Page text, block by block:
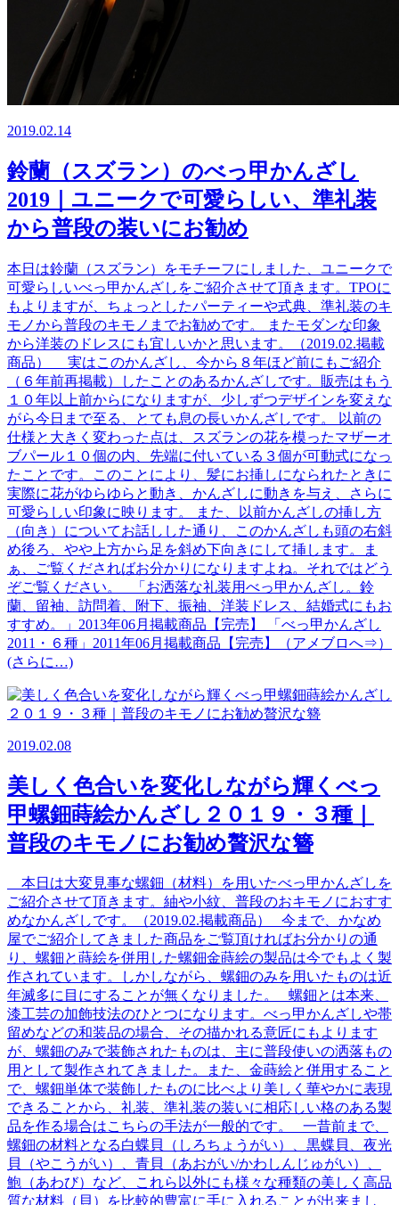
2019.02.14
鈴蘭（スズラン）のべっ甲かんざし
2019｜ユニークで可愛らしい、準礼装
から普段の装いにお勧め
本日は鈴蘭（スズラン）をモチーフにしました、ユニークで
可愛らしいべっ甲かんざしをご紹介させて頂きます。TPOに
もよりますが、ちょっとしたパーティーや式典、準礼装のキ
モノから普段のキモノまでお勧めです。 またモダンな印象
から洋装のドレスにも宜しいかと思います。（2019.02.掲載
商品） 実はこのかんざし、今から８年ほど前にもご紹介
（６年前再掲載）したことのあるかんざしです。販売はもう
１０年以上前からになりますが、少しずつデザインを変えな
がら今日まで至る、とても息の長いかんざしです。 以前の
仕様と大きく変わった点は、スズランの花を模ったマザーオ
ブパール１０個の内、先端に付いている３個が可動式になっ
たことです。このことにより、髪にお挿しになられたときに
実際に花がゆらゆらと動き、かんざしに動きを与え、さらに
可愛らしい印象に映ります。 また、以前かんざしの挿し方
（向き）についてお話しした通り、このかんざしも頭の右斜
め後ろ、やや上方から足を斜め下向きにして挿します。ま
ぁ、ご覧くださればお分かりになりますよね。それではどう
ぞご覧ください。 「お洒落な礼装用べっ甲かんざし。鈴
蘭、留袖、訪問着、附下、振袖、洋装ドレス、結婚式にもお
すすめ。」2013年06月掲載商品【完売】 「べっ甲かんざし
2011・６種」2011年06月掲載商品【完売】（アメブロへ⇒）
(さらに…)
2019.02.08
美しく色合いを変化しながら輝くべっ
甲螺鈿蒔絵かんざし２０１９・３種｜
普段のキモノにお勧め贅沢な簪
本日は大変見事な螺鈿（材料）を用いたべっ甲かんざしを
ご紹介させて頂きます。紬や小紋、普段のおキモノにおすす
めなかんざしです。（2019.02.掲載商品） 今まで、かなめ
屋でご紹介してきました商品をご覧頂ければお分かりの通
り、螺鈿と蒔絵を併用した螺鈿金蒔絵の製品は今でもよく製
作されています。しかしながら、螺鈿のみを用いたものは近
年滅多に目にすることが無くなりました。 螺鈿とは本来、
漆工芸の加飾技法のひとつになります。べっ甲かんざしや帯
留めなどの和装品の場合、その描かれる意匠にもよります
が、螺鈿のみで装飾されたものは、主に普段使いの洒落もの
用として製作されてきました。また、金蒔絵と併用すること
で、螺鈿単体で装飾したものに比べより美しく華やかに表現
できることから、礼装、準礼装の装いに相応しい格のある製
品を作る場合はこちらの手法が一般的です。 一昔前まで、
螺鈿の材料となる白蝶貝（しろちょうがい）、黒蝶貝、夜光
貝（やこうがい）、青貝（あおがい/かわしんじゅがい）、
鮑（あわび）など、これら以外にも様々な種類の美しく高品
質な材料（貝）を比較的豊富に手に入れることが出来まし